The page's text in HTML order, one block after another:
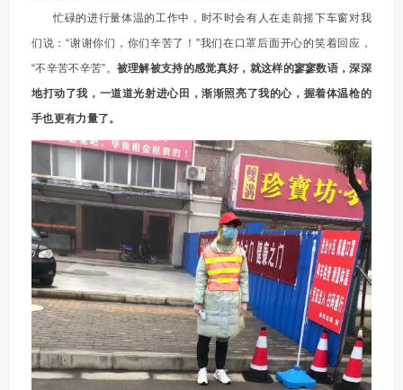
忙碌的进行量体温的工作中，时不时会有人在走前摇下车窗对我
们说：“谢谢你们，你们辛苦了！”我们在口罩后面开心的笑着回应，
“不辛苦不辛苦”。 被理解被支持的感觉真好，就这样的寥寥数语，深深
地打动了我，一道道光射进心田，渐渐照亮了我的心，握着体温枪的
手也更有力量了。